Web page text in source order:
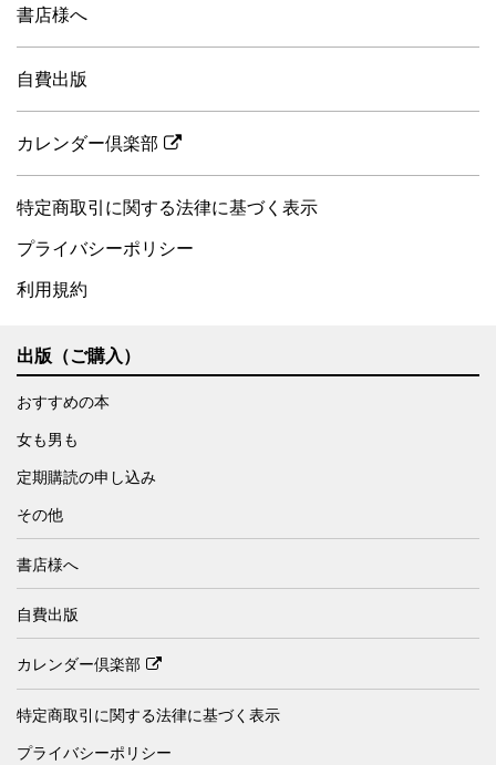
書店様へ
自費出版
カレンダー倶楽部
特定商取引に関する法律に基づく表示
プライバシーポリシー
利用規約
出版（ご購入）
おすすめの本
女も男も
定期購読の申し込み
その他
書店様へ
自費出版
カレンダー倶楽部
特定商取引に関する法律に基づく表示
プライバシーポリシー